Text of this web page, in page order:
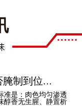
制到位...
准是：‌肉色均匀渗透
醇香无生腥、静置析